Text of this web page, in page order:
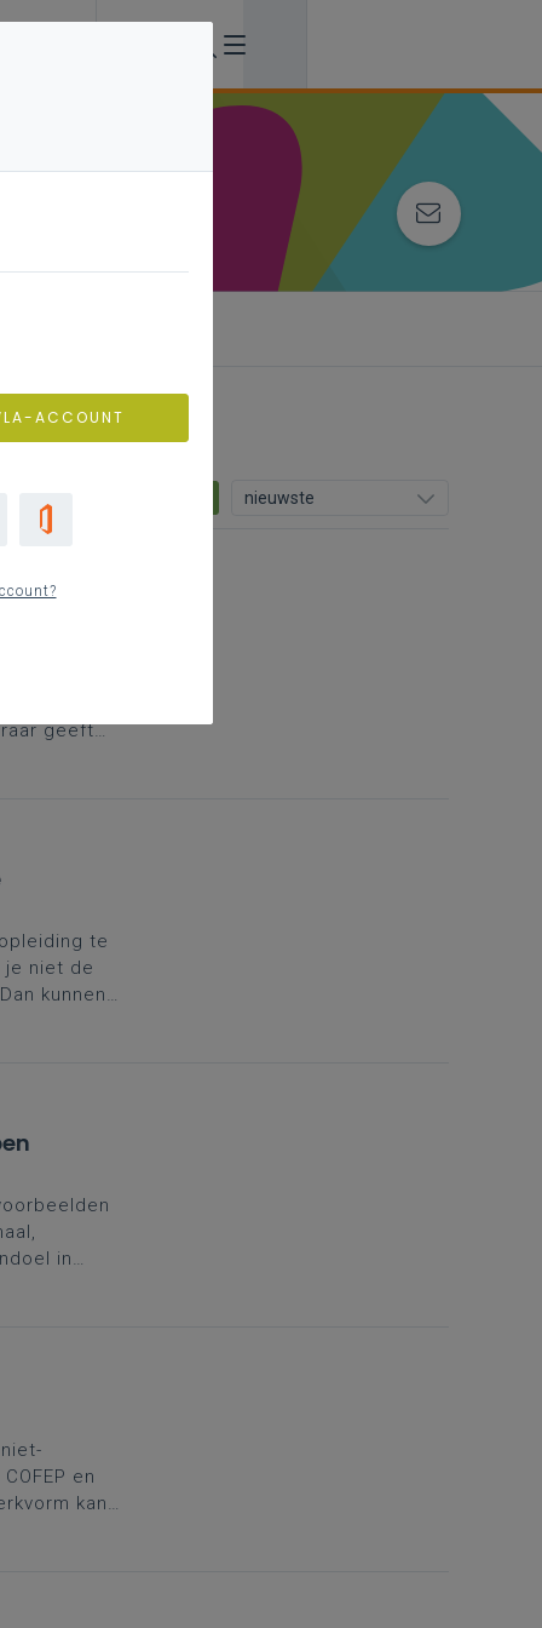
nieuwste
toegang
geeft
te
je niet de
kunnen
in
en
kan
ACCOUNT